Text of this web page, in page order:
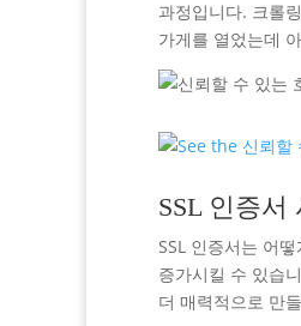
과정입니다. 크롤
가게를 열었는데
SSL 인증서
SSL 인증서는 어
증가시킬 수 있습
더 매력적으로 만